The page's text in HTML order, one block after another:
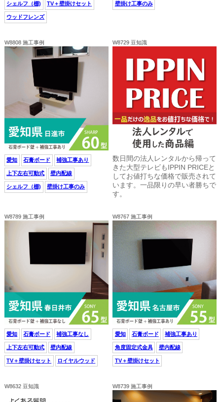
シェルフ（棚) TV＋壁掛けセット
ウッドフレンズ
壁掛け工事のみ
W8808 施工事例
愛知 石膏ボード 補強工事あり
上下左右可動式 壁内配線
シェルフ（棚) 壁掛け工事のみ
W8729 豆知識
数日間の法人レンタルから帰って
きた大型テレビもIPPIN PRICEと
してお値打ちな価格で販売されて
います。一品限りの早い者勝ちで
す。
W8789 施工事例
愛知 石膏ボード 補強工事なし
上下左右可動式 壁内配線
TV＋壁掛けセット ロイヤルウッド
W8767 施工事例
愛知 石膏ボード 補強工事あり
角度固定式金具 壁内配線
TV＋壁掛けセット
W8632 豆知識 W8739 施工事例